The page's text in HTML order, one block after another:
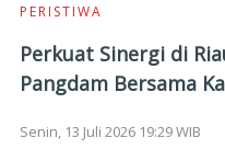
PERISTIWA
Perkuat Sinergi di
Pangdam Bersama
Bersilaturahmi
Senin, 13 Juli 2026 19:29 WIB